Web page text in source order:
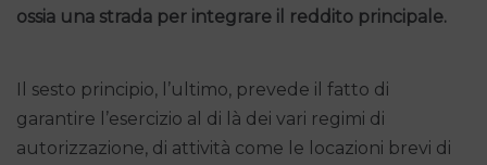
ossia una strada per integrare il reddito principale.
Il sesto principio, l’ultimo, prevede il fatto di
garantire l’esercizio al di là dei vari regimi di
autorizzazione, di attività come le locazioni brevi di